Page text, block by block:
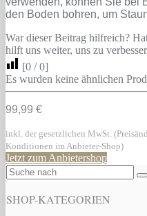
den Boden bohren, um
War dieser Beitrag hilfreich?
hilft uns weiter, uns zu
[0 /0]
Es wurden keine ähnlichen
99,99 €
inkl. der gesetzlichen MwSt.
Konditionen im Anbieter-Shop)
Jetzt zum Anbietershop
SHOP-KATEGORIEN